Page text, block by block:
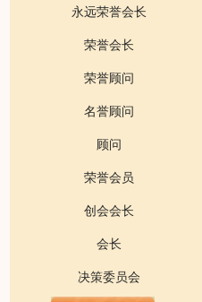
永远荣誉会长
荣誉会长
荣誉顾问
名誉顾问
顾问
荣誉会员
创会会长
会长
决策委员会